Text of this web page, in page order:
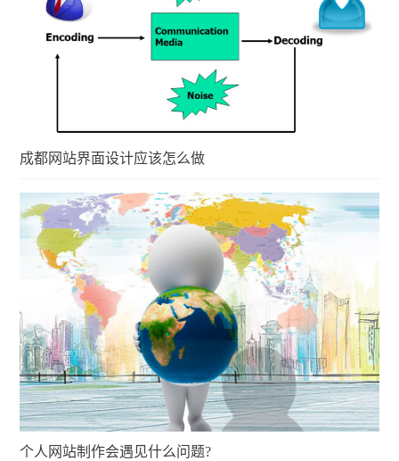
成都网站界面设计应该怎么做
个人网站制作会遇见什么问题?